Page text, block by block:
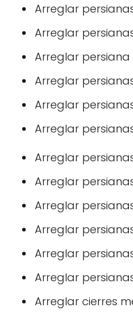
Arreglar
Arreglar
Arreglar
Arreglar
Arreglar
Arreglar
Arreglar
Arreglar
Arreglar
Arreglar
Arreglar
Arreglar
Arreglar cierres